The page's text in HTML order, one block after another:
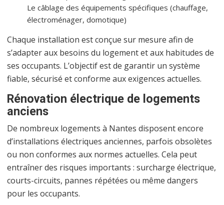
Le câblage des équipements spécifiques (chauffage,
électroménager, domotique)
Chaque installation est conçue sur mesure afin de
s’adapter aux besoins du logement et aux habitudes de
ses occupants. L’objectif est de garantir un système
fiable, sécurisé et conforme aux exigences actuelles.
Rénovation électrique de logements
anciens
De nombreux logements à Nantes disposent encore
d’installations électriques anciennes, parfois obsolètes
ou non conformes aux normes actuelles. Cela peut
entraîner des risques importants : surcharge électrique,
courts-circuits, pannes répétées ou même dangers
pour les occupants.